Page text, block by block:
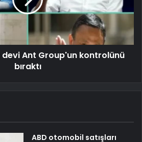
Ant Group'un kontrolünü
bıraktı
ABD otomobil satışları